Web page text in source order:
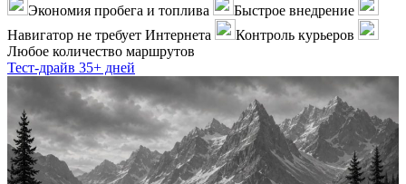
Экономия пробега и топлива
Быстрое внедрение
Навигатор не требует Интернета
Контроль курьеров
Любое количество маршрутов
Тест-драйв 35+ дней